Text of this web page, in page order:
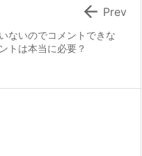
ないのでコメントできな
トは本当に必要？
 Prev